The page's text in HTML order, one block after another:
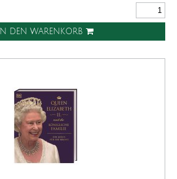
IN DEN WARENKORB